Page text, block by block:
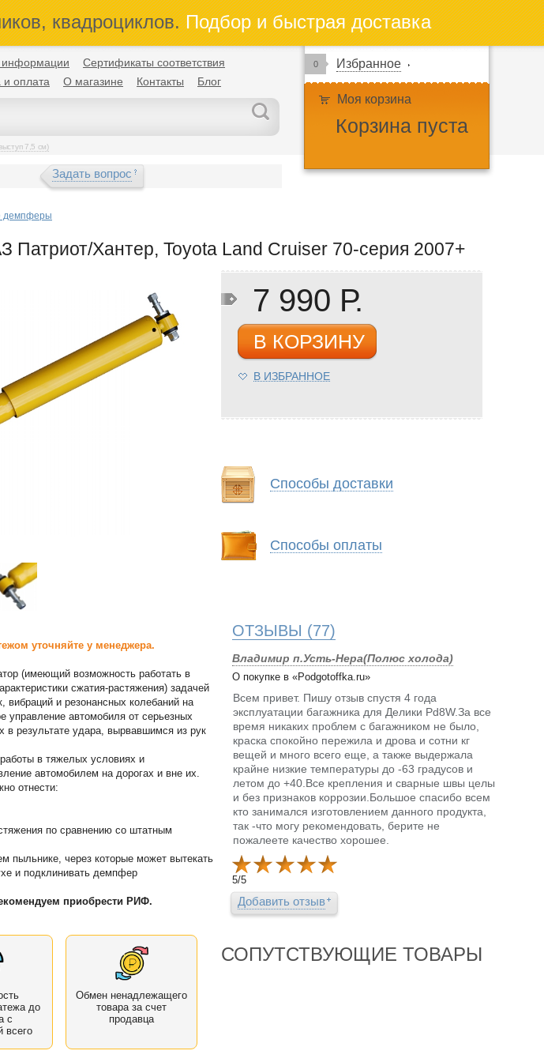
квадроциклов.Подбор и быстрая доставка
информации
Сертификаты соответствия
и оплата О магазине Контакты Блог
7,5 см)
0 Избранное
Моя корзина
Корзина пуста
Задать вопрос
демпферы
Хантер, Toyota Land Cruiser 70-серия 2007+
уточняйте у менеджера.
(имеющий возможность работать в
сжатия-растяжения) задачей
вибраций и резонансных колебаний на
автомобиля от серьезных
в результате удара, вырвавшимся из рук
в тяжелых условиях и
автомобилем на дорогах и вне их.
отнести:
по сравнению со штатным
пыльнике, через которые может вытекать
и подклинивать демпфер
приобрести РИФ.
до
с
всего
Обмен ненадлежащего
товара за счет
продавца
7 990 Р.
В КОРЗИНУ
В ИЗБРАННОЕ
Способы доставки
Способы оплаты
ОТЗЫВЫ (77)
Владимир п.Усть-Нера(Полюс холода)
О покупке в «Podgotoffka.ru»
Всем привет. Пишу отзыв спустя 4 года
эксплуатации багажника для Делики Pd8W.За все
время никаких проблем с багажником не было,
краска спокойно пережила и дрова и сотни кг
вещей и много всего еще, а также выдержала
крайне низкие температуры до -63 градусов и
летом до +40.Все крепления и сварные швы целы
и без признаков коррозии.Большое спасибо всем
кто занимался изготовлением данного продукта,
так -что могу рекомендовать, берите не
пожалеете качество хорошее.
5/5
Добавить отзыв
СОПУТСТВУЮЩИЕ ТОВАРЫ